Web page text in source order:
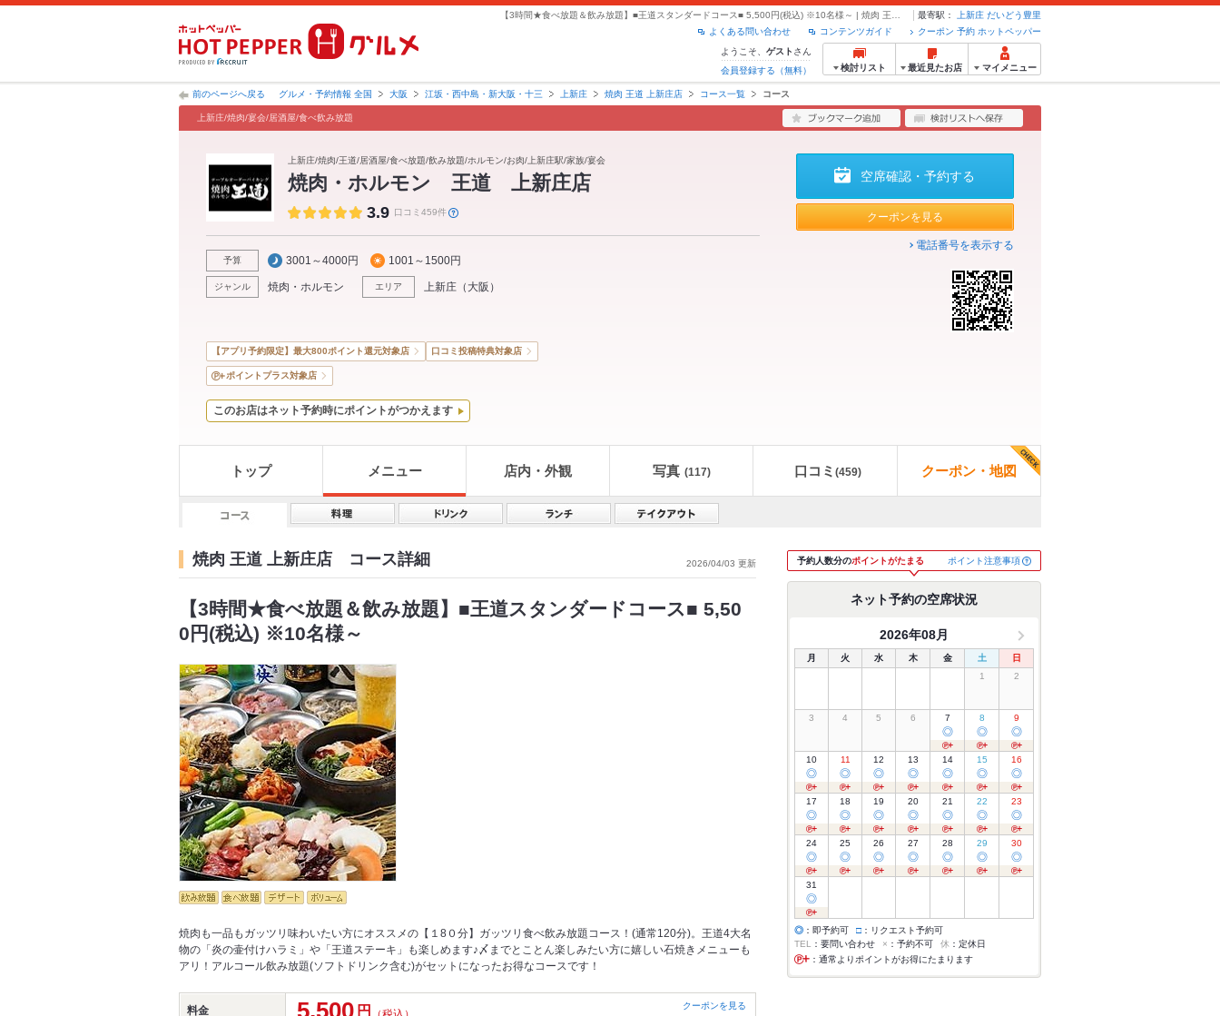
最寄駅： 上新庄 だいどう豊里
クーポン 予約 ホットペッパー
コンテンツガイド
よくある問い合わせ
ようこそ、 ゲスト さん
会員登録する（無料）
検討リスト 最近見たお店 マイメニュー
前のページへ戻る グルメ・予約情報 全国 大阪 江坂・西中島・新大阪・十三 上新庄 焼肉 王道 上新庄店 コース一覧 コース
上新庄/焼肉/宴会/居酒屋/食べ飲み放題
上新庄/焼肉/王道/居酒屋/食べ放題/飲み放題/ホルモン/お肉/上新庄駅/家族/宴会
焼肉・ホルモン 王道 上新庄店
3.9 口コミ459件
予算 3001～4000円 1001～1500円
ジャンル 焼肉・ホルモン エリア 上新庄 （ 大阪 ）
空席確認・予約する
クーポンを見る
電話番号を表示する
【アプリ予約限定】最大800ポイント還元対象店 口コミ投稿特典対象店
ポイントプラス対象店
このお店はネット予約時にポイントがつかえます
トップ メニュー 店内・外観 写真 (117) 口コミ (459) クーポン・地図
焼肉 王道 上新庄店 コース詳細 2026/04/03 更新
【3時間★食べ放題＆飲み放題】■王道スタンダードコース■ 5,50
0円(税込) ※10名様～
焼肉も一品もガッツリ味わいたい方にオススメの【１8０分】ガッツリ食べ飲み放題コース！(通常120分)。王道4大名
物の「炎の壷付けハラミ」や「王道ステーキ」も楽しめます♪〆までとことん楽しみたい方に嬉しい石焼きメニューも
アリ！アルコール飲み放題(ソフトドリンク含む)がセットになったお得なコースです！
料金 5,500 円 クーポンを見る
予約人数分のポイントがたまる ポイント注意事項
ネット予約の空席状況
2026年08月
月 火 水 木 金 土
日
1
2
3 4 5 6 7
◎
8
◎
9
◎
10
◎
11
◎
12
◎
13
◎
14
◎
15
◎
16
◎
17
◎
18
◎
19
◎
20
◎
21
◎
22
◎
23
◎
24
◎
25
◎
26
◎
27
◎
28
◎
29
◎
30
◎
31
◎
◎ ：即予約可 □ ：リクエスト予約可
TEL
：要問い合わせ × ：予約不可 休 ：定休日
：通常よりポイントがお得にたまります